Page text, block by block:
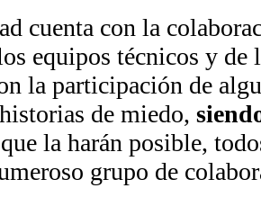
cuenta con la
equipos técnicos y de
la participación de
de miedo,
la harán posible,
grupo de